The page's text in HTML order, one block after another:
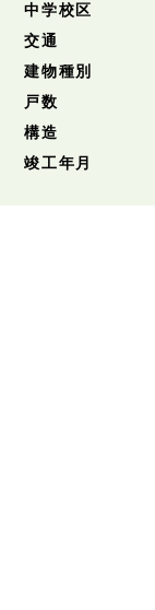
中学校区
交通
建物種別
戸数
構造
竣工年月